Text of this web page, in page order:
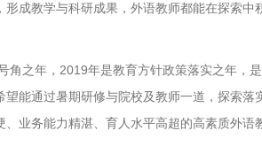
形成教学与科研成果，外语教师都能在探索
角之年，2019年是教育方针政策落实之年，
望能通过暑期研修与院校及教师一道，探索
、业务能力精湛、育人水平高超的高素质外